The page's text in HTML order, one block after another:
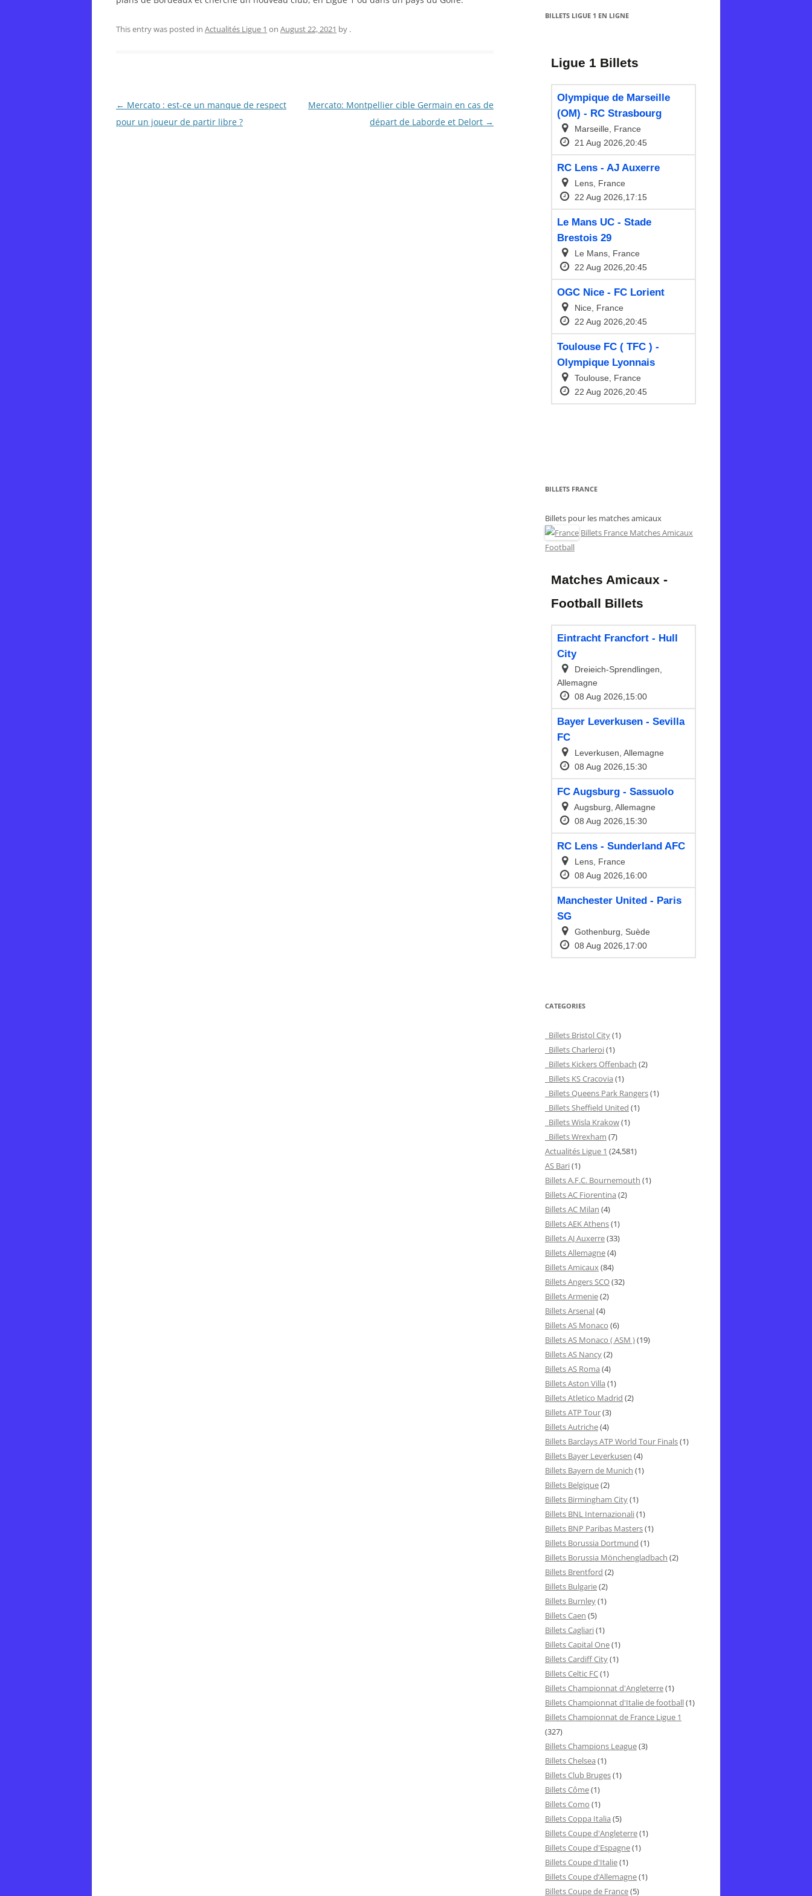
This entry was posted in Actualités Ligue 1 on August 22, 2021 by .
Post
navigation
← Mercato : est-ce un manque de respect
pour un joueur de partir libre ?
Mercato: Montpellier cible Germain en cas de
départ de Laborde et Delort →
BILLETS LIGUE 1 EN LIGNE
BILLETS FRANCE
Billets pour les matches amicaux
Billets France Matches Amicaux
Football
CATEGORIES
Billets Bristol City(1)
Billets Charleroi(1)
Billets Kickers Offenbach (2)
Billets KS Cracovia (1)
Billets Queens Park Rangers(1)
Billets Sheffield United (1)
Billets Wisla Krakow(1)
Billets Wrexham (7)
Actualités Ligue 1 (24,581)
AS Bari(1)
Billets A.F.C. Bournemouth (1)
Billets AC Fiorentina (2)
Billets AC Milan (4)
Billets AEK Athens(1)
Billets AJ Auxerre(33)
Billets Allemagne(4)
Billets Amicaux(84)
Billets Angers SCO(32)
Billets Armenie(2)
Billets Arsenal(4)
Billets AS Monaco (6)
Billets AS Monaco ( ASM )(19)
Billets AS Nancy(2)
Billets AS Roma (4)
Billets Aston Villa (1)
Billets Atletico Madrid (2)
Billets ATP Tour(3)
Billets Autriche(4)
Billets Barclays ATP World Tour Finals(1)
Billets Bayer Leverkusen (4)
Billets Bayern de Munich (1)
Billets Belgique(2)
Billets Birmingham City(1)
Billets BNL Internazionali(1)
Billets BNP Paribas Masters(1)
Billets Borussia Dortmund (1)
Billets Borussia Mönchengladbach (2)
Billets Brentford (2)
Billets Bulgarie(2)
Billets Burnley(1)
Billets Caen (5)
Billets Cagliari(1)
Billets Capital One(1)
Billets Cardiff City(1)
Billets Celtic FC(1)
Billets Championnat d'Angleterre(1)
Billets Championnat d'Italie de football(1)
Billets Championnat de France Ligue 1
(327)
Billets Champions League(3)
Billets Chelsea (1)
Billets Club Bruges(1)
Billets Côme(1)
Billets Como (1)
Billets Coppa Italia (5)
Billets Coupe d'Angleterre(1)
Billets Coupe d'Espagne(1)
Billets Coupe d'Italie(1)
Billets Coupe d’Allemagne(1)
Billets Coupe de France(5)